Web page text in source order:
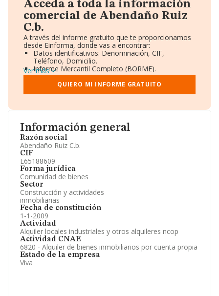
Información general
Razón social
Abendaño Ruiz C.b.
CIF
E65188609
Forma jurídica
Comunidad de bienes
Sector
Construcción y actividades
inmobiliarias
Fecha de constitución
1-1-2009
Actividad
Alquiler locales industriales y otros alquileres ncop
Actividad CNAE
6820 - Alquiler de bienes inmobiliarios por cuenta propia
Estado de la empresa
Viva
Acceda a toda la información
comercial de Abendaño Ruiz
C.b.
A través del informe gratuito que te proporcionamos
desde Einforma, donde vas a encontrar:
Datos identificativos: Denominación, CIF,
Teléfono, Domicilio.
Informe Mercantil Completo (BORME).
Gráficos de Evolución Ventas y Empleados.
Consejo de Administración y Administradores.
Directivos y Ejecutivos.
Información oficial y registral complementaria.
Ver más
QUIERO MI INFORME GRATUITO